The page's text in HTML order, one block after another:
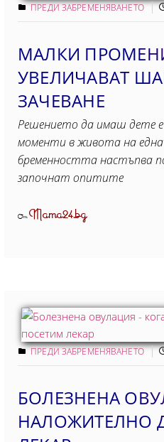
ПРЕДИ ЗАБРЕМЕНЯВАНЕТО
МАЛКИ
УВЕЛИЧАВАТ
ЗАЧЕВАНЕ
Решението да имаш дете
моменти в живота на една
бременността настъпва
започнат опитите
ОтMama24.bg
ПРЕДИ ЗАБРЕМЕНЯВАНЕТО
БОЛЕЗНЕНА
НАЛОЖИТЕЛНО